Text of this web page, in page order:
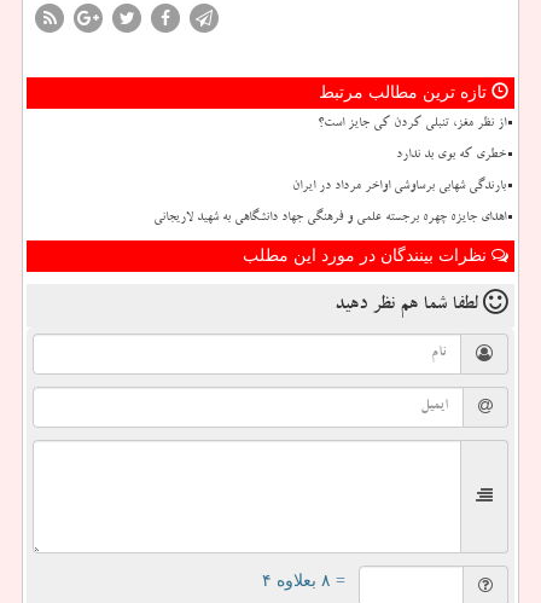
تازه ترین مطالب مرتبط
از نظر مغز، تنبلی کردن کی جایز است؟
خطری که بوی بد ندارد
بارندگی شهابی برساوشی اواخر مرداد در ایران
اهدای جایزه چهره برجسته علمی و فرهنگی جهاد دانشگاهی به شهید لاریجانی
نظرات بینندگان در مورد این مطلب
لطفا شما هم نظر دهید
= ۸ بعلاوه ۴